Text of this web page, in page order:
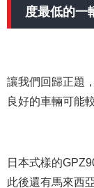
度最低的一
讓我們回歸正題
良好的車輛可能
日本式樣的
此後還有馬來西